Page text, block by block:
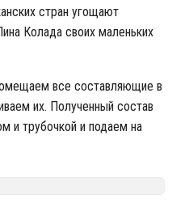
стран угощают
Колада своих маленьких
все составляющие в
их. Полученный состав
и трубочкой и подаем на